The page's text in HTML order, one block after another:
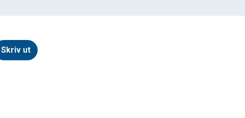
Skriv ut